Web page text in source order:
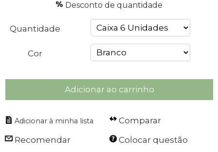
Desconto de quantidade
Quantidade
Cor
Adicionar ao carrinho
Comparar
Recomendar Colocar questão